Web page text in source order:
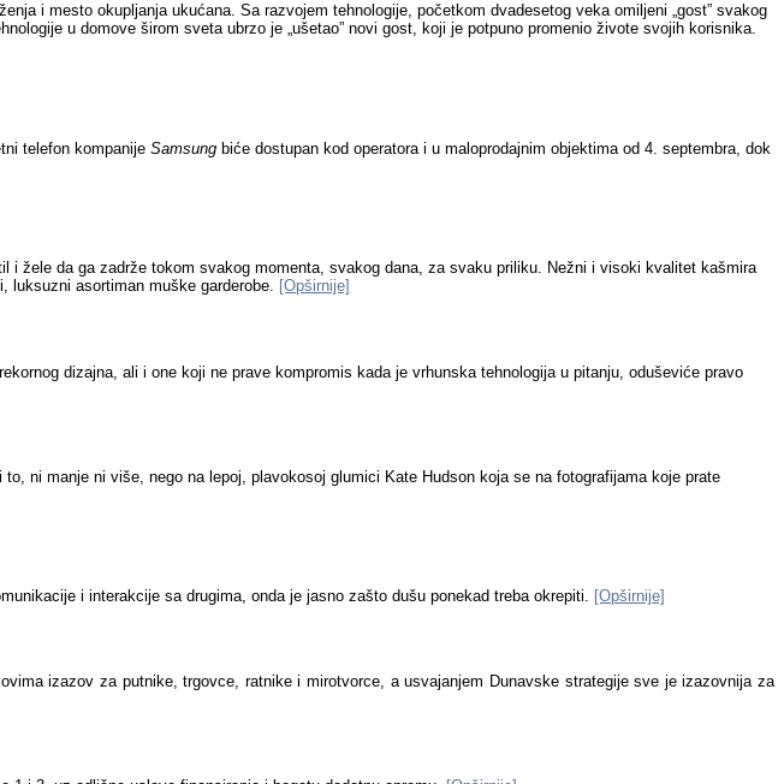
i mesto okupljanja ukućana. Sa razvojem tehnologije, početkom dvadesetog veka omiljeni „gost” svakog
u domove širom sveta ubrzo je „ušetao” novi gost, koji je potpuno promenio živote svojih korisnika.
telefon kompanijeSamsung biće dostupan kod operatora i u maloprodajnim objektima od 4. septembra, dok
žele da ga zadrže tokom svakog momenta, svakog dana, za svaku priliku. Nežni i visoki kvalitet kašmira
luksuzni asortiman muške garderobe. [Opširnije]
dizajna, ali i one koji ne prave kompromis kada je vrhunska tehnologija u pitanju, oduševiće pravo
ni manje ni više, nego na lepoj, plavokosoj glumici Kate Hudson koja se na fotografijama koje prate
i interakcije sa drugima, onda je jasno zašto dušu ponekad treba okrepiti. [Opširnije]
izazov za putnike, trgovce, ratnike i mirotvorce, a usvajanjem Dunavske strategije sve je izazovnija za